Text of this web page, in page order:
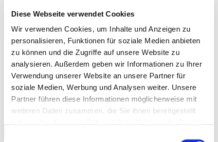
Diese Webseite verwendet Cookies
Wir verwenden Cookies, um Inhalte und Anzeigen zu
personalisieren, Funktionen für soziale Medien anbieten
zu können und die Zugriffe auf unsere Website zu
analysieren. Außerdem geben wir Informationen zu Ihrer
Verwendung unserer Website an unsere Partner für
soziale Medien, Werbung und Analysen weiter. Unsere
Partner führen diese Informationen möglicherweise mit
weiteren Daten zusammen, die Sie ihnen bereitgestellt
Home
News
Messe
Karriere
ESG
Downloads